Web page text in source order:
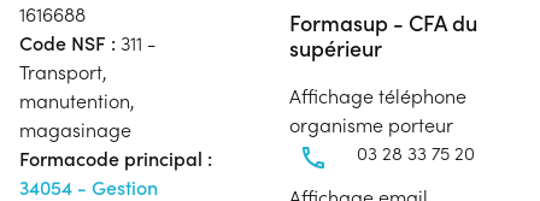
1616688
Code NSF : 311 -
Transport,
manutention,
magasinage
Formacode principal :
34054 - Gestion
Formasup - CFA du
supérieur
Affichage téléphone
organisme porteur
03 28 33 75 20